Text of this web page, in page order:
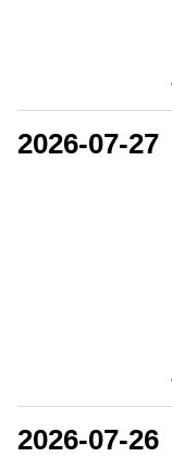
2026-07-27
2026-07-26